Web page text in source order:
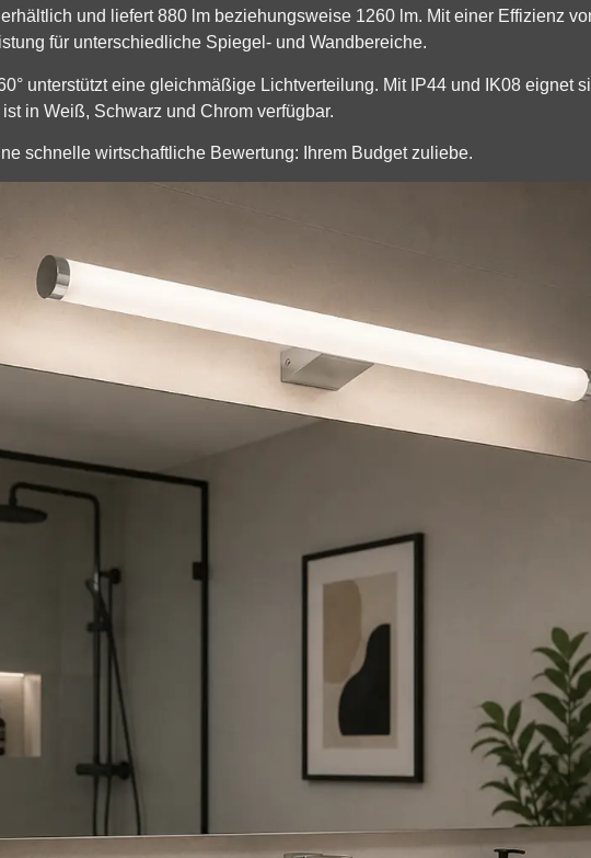
und liefert 880 lm beziehungsweise 1260 lm. Mit einer Effizienz
für unterschiedliche Spiegel- und Wandbereiche.
unterstützt eine gleichmäßige Lichtverteilung. Mit IP44 und IK08 eignet
in Weiß, Schwarz und Chrom verfügbar.
schnelle wirtschaftliche Bewertung: Ihrem Budget zuliebe.